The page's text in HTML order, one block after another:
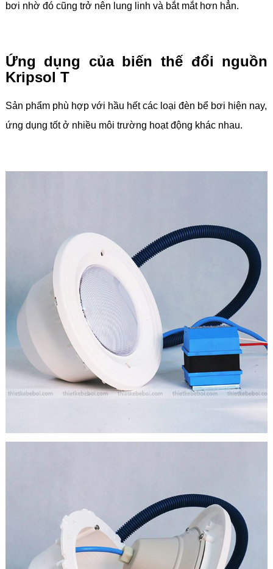
bơi nhờ đó cũng trở nên lung linh và bắt mắt hơn hẳn.
Ứng dụng của biến thế đổi nguồn
Kripsol T
Sản phẩm phù hợp với hầu hết các loại đèn bể bơi hiện nay,
ứng dụng tốt ở nhiều môi trường hoạt động khác nhau.